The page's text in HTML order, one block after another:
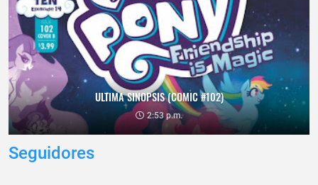
ULTIMA SINOPSIS (COMIC #102)
2:53 p.m.
Seguidores